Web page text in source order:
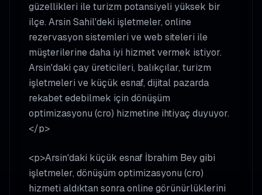
güzellikleri ile turizm potansiyeli yüksek bir
ilçe. Arsin Sahil'deki işletmeler, online
rezervasyon sistemleri ve web siteleri ile
müşterilerine daha iyi hizmet vermek istiyor.
Arsin'daki çay üreticileri, balıkçılar, turizm
işletmeleri ve küçük esnaf, dijital pazarda
rekabet edebilmek için dönüşüm
optimizasyonu (cro) hizmetine ihtiyaç duyuyor.
</p>
<p>Arsin'daki küçük esnaf İbrahim Bey gibi
işletmeler, dönüşüm optimizasyonu (cro)
hizmeti aldıktan sonra online görünürlüklerini